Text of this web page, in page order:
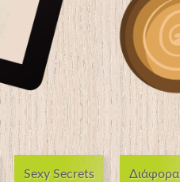
Sexy Secrets Διάφορα